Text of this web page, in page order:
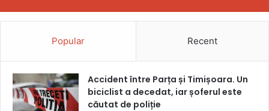
Popular Recent
Accident între Parța și Timișoara. Un
biciclist a decedat, iar șoferul este
căutat de poliție